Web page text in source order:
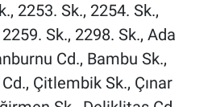
2253. Sk., 2254. Sk.,
Sk., 2298. Sk., Ada
Cd., Bambu Sk.,
Çitlembik Sk., Çınar